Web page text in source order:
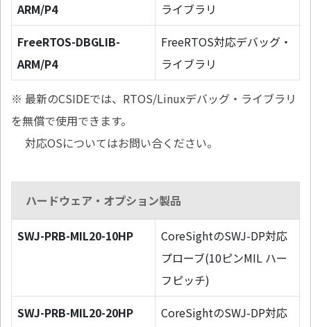
ARM/P4
ライブラリ
FreeRTOS-DBGLIB-
ARM/P4
FreeRTOS対応デバッグ・
ライブラリ
※ 最新のCSIDEでは、RTOS/Linuxデバッグ・ライブラリ
を無償で使用できます。
対応OSについてはお問い合ください。
ハードウェア・オプション製品
SWJ-PRB-MIL20-10HP
CoreSightのSWJ-DP対応
プローブ(10ピンMIL ハー
フピッチ)
SWJ-PRB-MIL20-20HP
CoreSightのSWJ-DP対応